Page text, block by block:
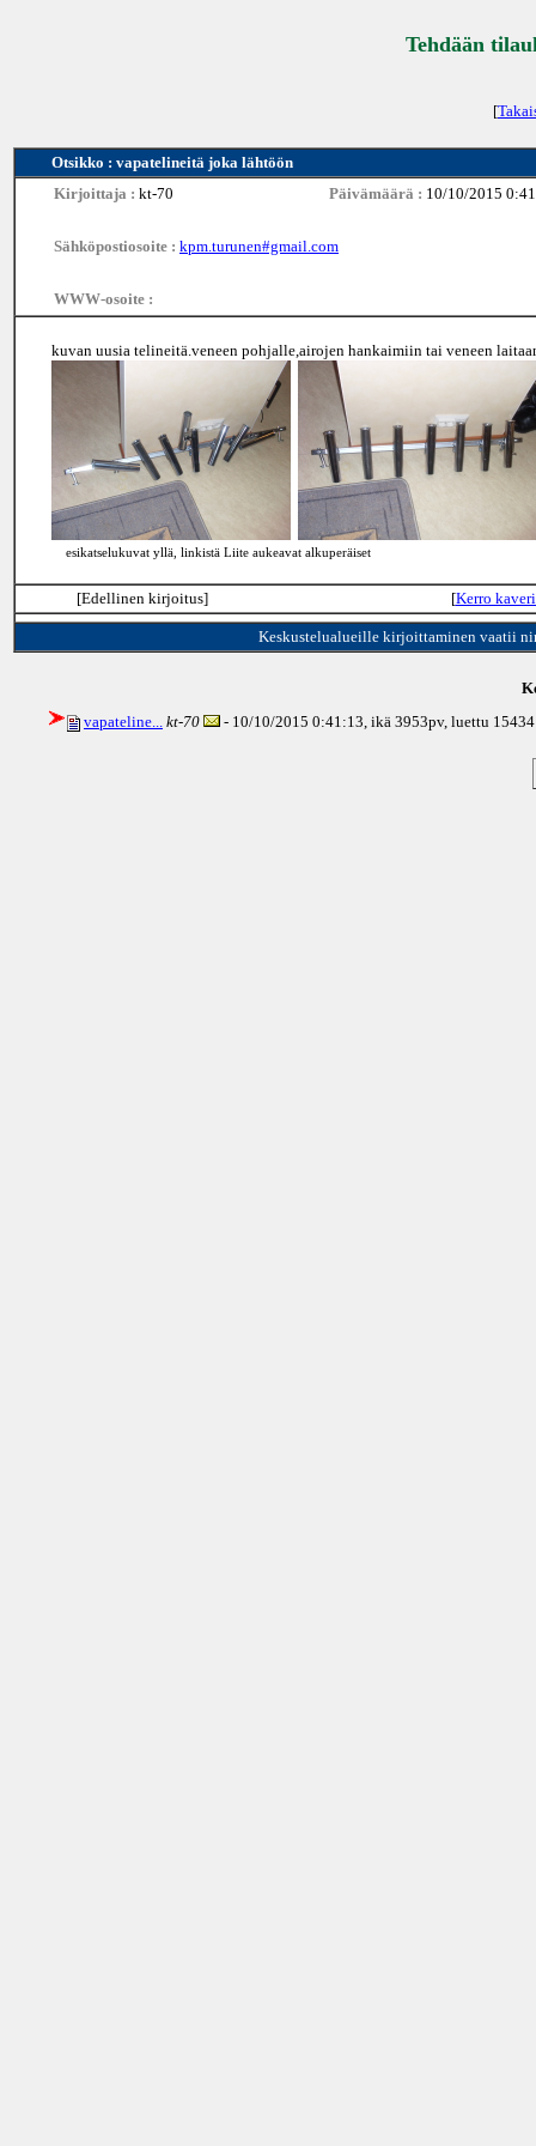
Tehdään
[
Otsikko : vapatelineitä joka lähtöön
Kirjoittaja : kt-70 Päivämäärä : 10/10/2015
Sähköpostiosoite : kpm.turunen#gmail.com
WWW-osoite :
kuvan uusia telineitä.veneen pohjalle,airojen hankaimiin tai veneen
esikatselukuvat yllä, linkistä Liite aukeavat alkuperäiset
[Edellinen kirjoitus] [Kerro
Keskustelualueille kirjoittaminen vaatii
vapateline... kt-70 - 10/10/2015 0:41:13, ikä 3953pv, luettu 15434